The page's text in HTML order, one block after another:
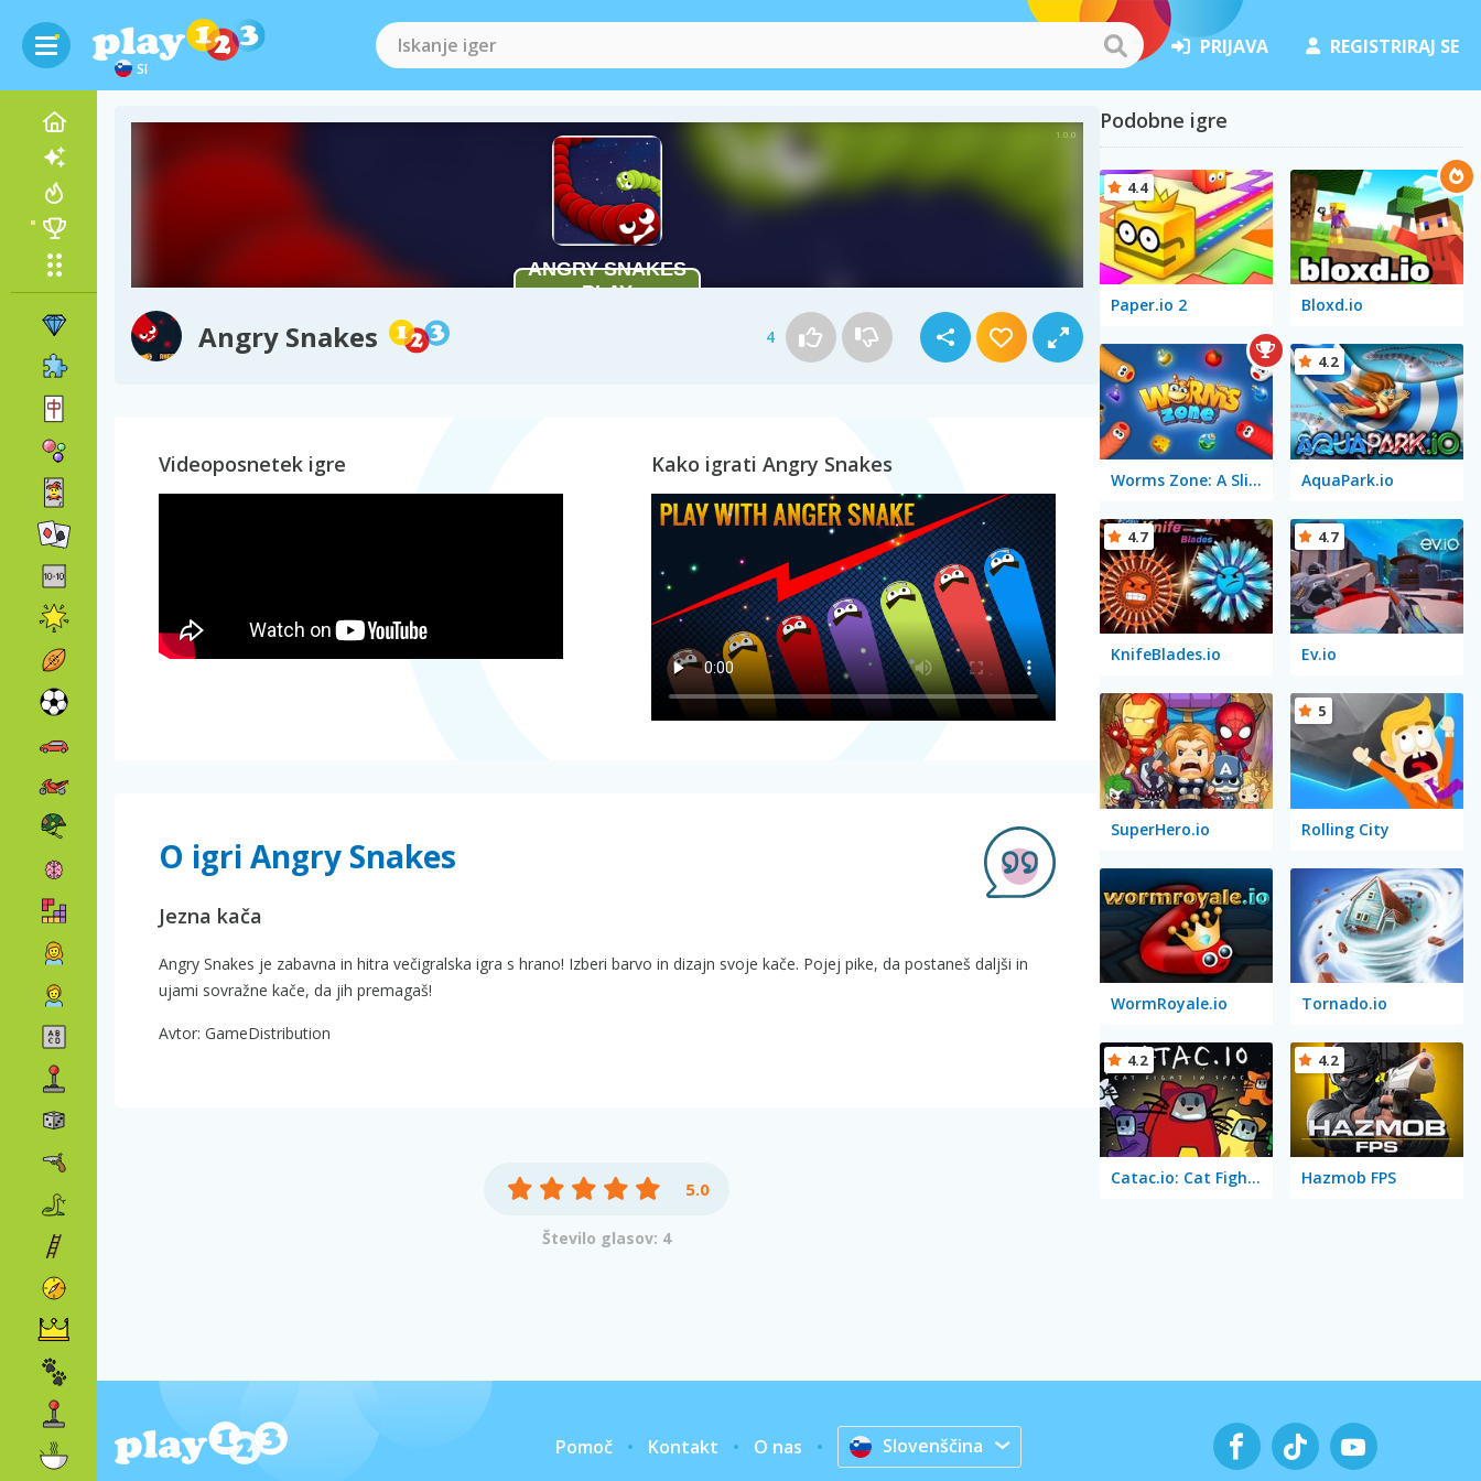
SI
PRIJAVA REGISTRIRAJ SE
Angry Snakes 4
Videoposnetek igre Kako igrati Angry Snakes
O igri Angry Snakes
Jezna kača
Angry Snakes je zabavna in hitra večigralska igra s hrano! Izberi barvo in dizajn svoje kače. Pojej pike, da postaneš daljši in
ujami sovražne kače, da jih premagaš!
Avtor: GameDistribution
5.0
Število glasov: 4
Podobne igre
Paper.io 2
4.4
Bloxd.io
Worms Zone: A Slithery Snake AquaPark.io
4.2
KnifeBlades.io
4.7
Ev.io
4.7
SuperHero.io Rolling City
5
WormRoyale.io Tornado.io
Catac.io: Cat Fight in Space
4.2
Hazmob FPS
4.2
Pomoč Kontakt O nas Slovenščina